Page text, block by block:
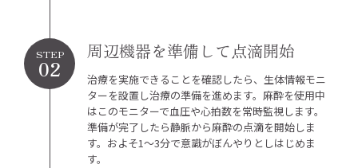
STEP
02
周辺機器を準備して点滴開始
治療を実施できることを確認したら、生体情報モニ
ターを設置し治療の準備を進めます。麻酔を使用中
はこのモニターで血圧や心拍数を常時監視します。
準備が完了したら静脈から麻酔の点滴を開始しま
す。およそ1～3分で意識がぼんやりとしはじめま
す。